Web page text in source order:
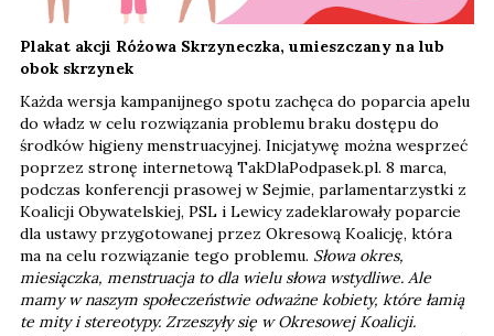
Plakat akcji Różowa Skrzyneczka, umieszczany na lub
obok skrzynek
Każda wersja kampanijnego spotu zachęca do poparcia apelu
do władz w celu rozwiązania problemu braku dostępu do
środków higieny menstruacyjnej. Inicjatywę można wesprzeć
poprzez stronę internetową TakDlaPodpasek.pl. 8 marca,
podczas konferencji prasowej w Sejmie, parlamentarzystki z
Koalicji Obywatelskiej, PSL i Lewicy zadeklarowały poparcie
dla ustawy przygotowanej przez Okresową Koalicję, która
ma na celu rozwiązanie tego problemu. Słowa okres,
miesiączka, menstruacja to dla wielu słowa wstydliwe. Ale
mamy w naszym społeczeństwie odważne kobiety, które łamią
te mity i stereotypy. Zrzeszyły się w Okresowej Koalicji.